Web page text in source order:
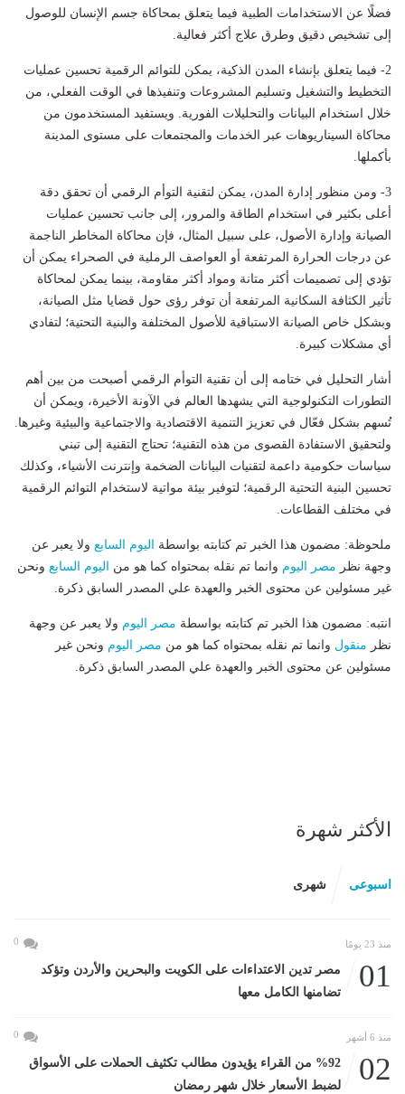
فضلًا عن الاستخدامات الطبية فيما يتعلق بمحاكاة جسم الإنسان للوصول
إلى تشخيص دقيق وطرق علاج أكثر فعالية.
2- فيما يتعلق بإنشاء المدن الذكية، يمكن للتوائم الرقمية تحسين عمليات
التخطيط والتشغيل وتسليم المشروعات وتنفيذها في الوقت الفعلي، من
خلال استخدام البيانات والتحليلات الفورية. ويستفيد المستخدمون من
محاكاة السيناريوهات عبر الخدمات والمجتمعات على مستوى المدينة
بأكملها.
3- ومن منظور إدارة المدن، يمكن لتقنية التوأم الرقمي أن تحقق دقة
أعلى بكثير في استخدام الطاقة والمرور، إلى جانب تحسين عمليات
الصيانة وإدارة الأصول، على سبيل المثال، فإن محاكاة المخاطر الناجمة
عن درجات الحرارة المرتفعة أو العواصف الرملية في الصحراء يمكن أن
تؤدي إلى تصميمات أكثر متانة ومواد أكثر مقاومة، بينما يمكن لمحاكاة
تأثير الكثافة السكانية المرتفعة أن توفر رؤى حول قضايا مثل الصيانة،
وبشكل خاص الصيانة الاستباقية للأصول المختلفة والبنية التحتية؛ لتفادي
أي مشكلات كبيرة.
أشار التحليل في ختامه إلى أن تقنية التوأم الرقمي أصبحت من بين أهم
التطورات التكنولوجية التي يشهدها العالم في الآونة الأخيرة، ويمكن أن
تُسهم بشكل فعّال في تعزيز التنمية الاقتصادية والاجتماعية والبيئية وغيرها.
ولتحقيق الاستفادة القصوى من هذه التقنية؛ تحتاج التقنية إلى تبني
سياسات حكومية داعمة لتقنيات البيانات الضخمة وإنترنت الأشياء، وكذلك
تحسين البنية التحتية الرقمية؛ لتوفير بيئة مواتية لاستخدام التوائم الرقمية
في مختلف القطاعات.
ملحوظة: مضمون هذا الخبر تم كتابته بواسطة اليوم السابع ولا يعبر عن
وجهة نظر مصر اليوم وانما تم نقله بمحتواه كما هو من اليوم السابع ونحن
غير مسئولين عن محتوى الخبر والعهدة علي المصدر السابق ذكرة.
انتبه: مضمون هذا الخبر تم كتابته بواسطة مصر اليوم ولا يعبر عن وجهة
نظر منقول وانما تم نقله بمحتواه كما هو من مصر اليوم ونحن غير
مسئولين عن محتوى الخبر والعهدة علي المصدر السابق ذكرة.
الأكثر شهرة
اسبوعى شهرى
منذ 23 يومًا 0
01
مصر تدين الاعتداءات على الكويت والبحرين والأردن وتؤكد
تضامنها الكامل معها
منذ 6 أشهر 0
02
%92 من القراء يؤيدون مطالب تكثيف الحملات على الأسواق
لضبط الأسعار خلال شهر رمضان